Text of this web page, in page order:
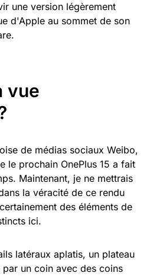
une version légèrement
d'Apple au sommet de son
vue
de médias sociaux Weibo,
le prochain OnePlus 15 a fait
Maintenant, je ne mettrais
la véracité de ce rendu
des éléments de
ici.
latéraux aplatis, un plateau
un coin avec des coins